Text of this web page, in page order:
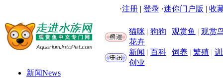
·注册 | 登录 ·迷你门户版 | 收
猫咪 | 狗狗 | 观赏鱼 | 观赏
花卉
新闻 | 百科 | 饲养 | 繁殖 |
创业
新闻News